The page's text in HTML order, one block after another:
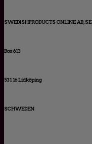
SWEDISHPRODUCTS ONLINE AB,
Box 613
531 16 Lidköping
SCHWEDEN